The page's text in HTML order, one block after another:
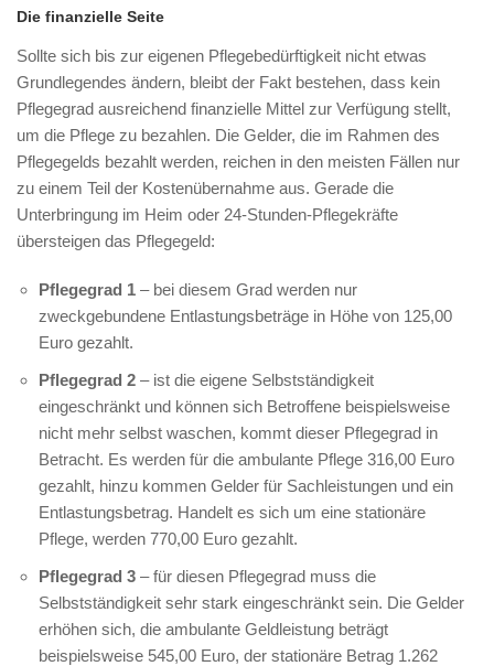
Die finanzielle Seite
Sollte sich bis zur eigenen Pflegebedürftigkeit nicht etwas
Grundlegendes ändern, bleibt der Fakt bestehen, dass kein
Pflegegrad ausreichend finanzielle Mittel zur Verfügung stellt,
um die Pflege zu bezahlen. Die Gelder, die im Rahmen des
Pflegegelds bezahlt werden, reichen in den meisten Fällen nur
zu einem Teil der Kostenübernahme aus. Gerade die
Unterbringung im Heim oder 24-Stunden-Pflegekräfte
übersteigen das Pflegegeld:
Pflegegrad 1 – bei diesem Grad werden nur
zweckgebundene Entlastungsbeträge in Höhe von 125,00
Euro gezahlt.
Pflegegrad 2 – ist die eigene Selbstständigkeit
eingeschränkt und können sich Betroffene beispielsweise
nicht mehr selbst waschen, kommt dieser Pflegegrad in
Betracht. Es werden für die ambulante Pflege 316,00 Euro
gezahlt, hinzu kommen Gelder für Sachleistungen und ein
Entlastungsbetrag. Handelt es sich um eine stationäre
Pflege, werden 770,00 Euro gezahlt.
Pflegegrad 3 – für diesen Pflegegrad muss die
Selbstständigkeit sehr stark eingeschränkt sein. Die Gelder
erhöhen sich, die ambulante Geldleistung beträgt
beispielsweise 545,00 Euro, der stationäre Betrag 1.262